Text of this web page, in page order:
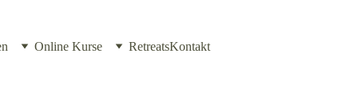
Online Kurse RetreatsKontakt